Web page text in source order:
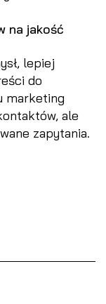
na jakość
lepiej
do
marketing
ale
zapytania.